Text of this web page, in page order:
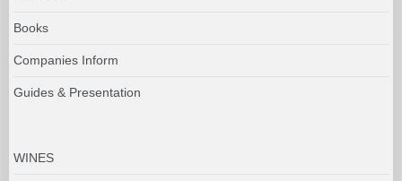
Books
Companies Inform
Guides & Presentation
WINES